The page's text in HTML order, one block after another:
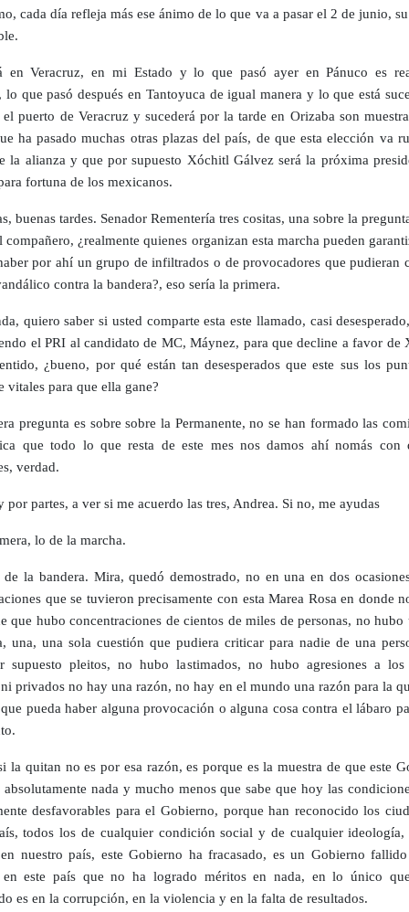
cada día refleja más ese ánimo de lo que va a pasar el 2 de junio,
en Veracruz, en mi Estado y lo que pasó ayer en Pánuco es
lo que pasó después en Tantoyuca de igual manera y lo que está
el puerto de Veracruz y sucederá por la tarde en Orizaba son
ha pasado muchas otras plazas del país, de que esta elección va
la alianza y que por supuesto Xóchitl Gálvez será la próxima
fortuna de los mexicanos.
buenas tardes. Senador Rementería tres cositas, una sobre la
compañero, ¿realmente quienes organizan esta marcha pueden
por ahí un grupo de infiltrados o de provocadores que pudieran
contra la bandera?, eso sería la primera.
quiero saber si usted comparte esta este llamado, casi
el PRI al candidato de MC, Máynez, para que decline a favor de
¿bueno, por qué están tan desesperados que este sus los
vitales para que ella gane?
pregunta es sobre sobre la Permanente, no se han formado las
que todo lo que resta de este mes nos damos ahí nomás con
verdad.
por partes, a ver si me acuerdo las tres, Andrea. Si no, me ayudas
lo de la marcha.
la bandera. Mira, quedó demostrado, no en una en dos
que se tuvieron precisamente con esta Marea Rosa en donde
que hubo concentraciones de cientos de miles de personas, no hubo
una, una sola cuestión que pudiera criticar para nadie de una
supuesto pleitos, no hubo lastimados, no hubo agresiones a los
privados no hay una razón, no hay en el mundo una razón para la
pueda haber alguna provocación o alguna cosa contra el lábaro
la quitan no es por esa razón, es porque es la muestra de que este
nada y mucho menos que sabe que hoy las
desfavorables para el Gobierno, porque han reconocido los
todos los de cualquier condición social y de cualquier ideología,
nuestro país, este Gobierno ha fracasado, es un Gobierno
en este país que no ha logrado méritos en nada, en lo único
es en la corrupción, en la violencia y en la falta de resultados.